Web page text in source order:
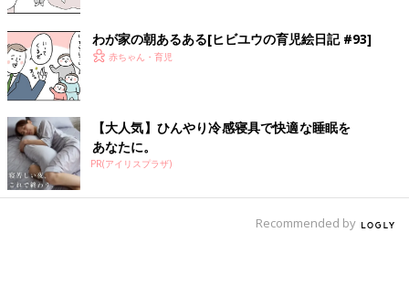
わが家の朝あるある[ヒビユウの育児絵日記 #93]
赤ちゃん・育児
【大人気】ひんやり冷感寝具で快適な睡眠を
あなたに。
PR(アイリスプラザ)
Recommended by